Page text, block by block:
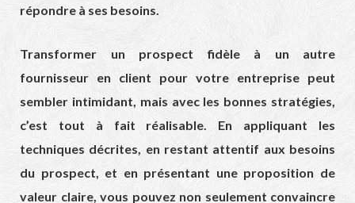
répondre à ses besoins.
Transformer un prospect fidèle à un autre
fournisseur en client pour votre entreprise peut
sembler intimidant, mais avec les bonnes stratégies,
c’est tout à fait réalisable. En appliquant les
techniques décrites, en restant attentif aux besoins
du prospect, et en présentant une proposition de
valeur claire, vous pouvez non seulement convaincre